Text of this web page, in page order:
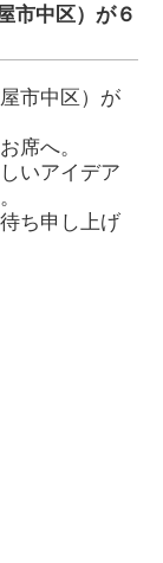
市中区）が６
市中区）が
席へ。
いアイデア
ち申し上げ